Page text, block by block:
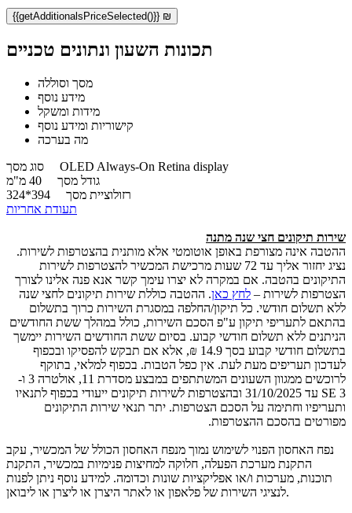
{{getAdditionalsPriceSelected()}} ₪
תכונות השעון ונתונים טכניים
מסך וסוללה
מידע נוסף
מידות ומשקל
קישוריות ומידע נוסף
מה בערכה
סוג מסך OLED Always-On Retina display
גודל מסך
רזולוציית מסך
תעודת אחריות
שירות תיקונים חצי שנה מתנה
ההטבה אינה מצורפת באופן אוטומטי אלא מותנית בהצטרפות לשירות.
נציג יחזור אליך עד 72 שעות מרכישת המכשיר להצטרפות לשירות
התיקונים בהטבה. אם במקרה לא יצרו עימך קשר אנא פנה אלינו לצורך
הצטרפות לשירות – לחץ כאן. ההטבה כוללת שירות תיקונים לחצי שנה
ללא תשלום חודשי. כל תיקון/החלפה במסגרת השירות כרוך בתשלום
בהתאם לתעריפי תיקון ע"פ הסכם השירות, כולל במהלך ששת החודשים
הניתנים ללא תשלום חודשי קבוע. בסיום ששת החודשים השירות יימשך
בתשלום חודשי קבוע בסך 14.9 ₪, אלא אם תבקש להפסיקו ובכפוף
לעדכון תעריפים מעת לעת. אין כפל הטבות. בכפוף למלאי, בתוקף
לרוכשים ממגוון השעונים המשתתפים במבצע מסדרת 11, אולטרה 3 ו-
SE 3 עד 31/10/2025 ובהצטרפות לשירות תיקונים ייעודי בכפוף לתנאיו
ותעריפיו וחתימה על הסכם הצטרפות. יתר תנאי שירות התיקונים
מפורטים בהסכם ההצטרפות.
נפח האחסון הפנוי לשימוש נמוך מנפח האחסון הכולל של המכשיר, עקב
התקנת מערכת הפעלה, חלוקה למחיצות פנימיות במכשיר, התקנת
תוכנות, מערכות ו/או אפליקציות שונות וכדומה. למידע נוסף ניתן לפנות
לנציגי השירות של פלאפון או לאתר היצרן או ליצרן או ליבואן.